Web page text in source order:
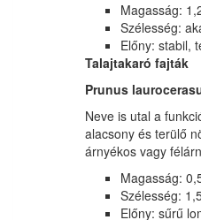
Magasság:
Szélesség:
Előny: stabil,
Talajtakaró fajták
Prunus
Neve is utal a
alacsony és terülő
árnyékos vagy
Magasság:
Szélesség:
Előny: sűrű